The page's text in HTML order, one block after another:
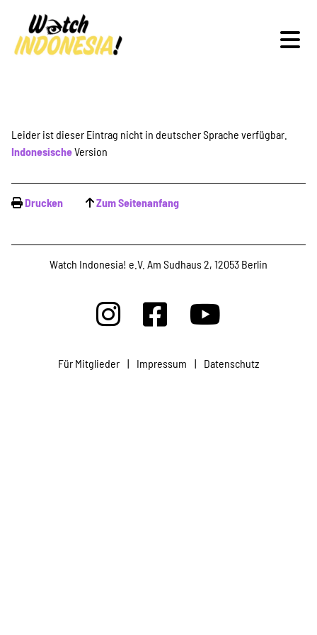
Schwerpunkte
Veranstaltungen
Publikationen
Projekte
Leider ist dieser Eintrag nicht in deutscher Sprache verfügbar.
IndonesischeVersion
Drucken Zum Seitenanfang
Watch Indonesia! e.V. Am Sudhaus 2, 12053 Berlin
Für Mitglieder | Impressum | Datenschutz